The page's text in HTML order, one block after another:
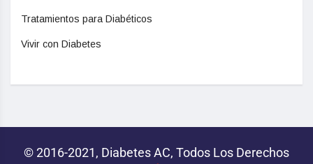
Tratamientos para Diabéticos
Vivir con Diabetes
© 2016-2021, Diabetes AC, Todos Los Derechos